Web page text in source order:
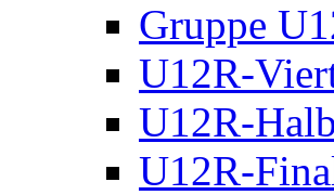
Gruppe
U12R-
U12R-
U12R-